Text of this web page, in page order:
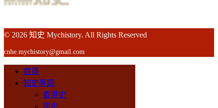
© 2026 知史 Mychistory. All Rights Reserved
cnhe.mychistory@gmail.com
首頁
知史專題
香港史
國史